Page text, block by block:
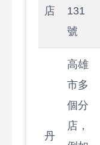
店
131
號
丹
高雄
市多
個分
店，